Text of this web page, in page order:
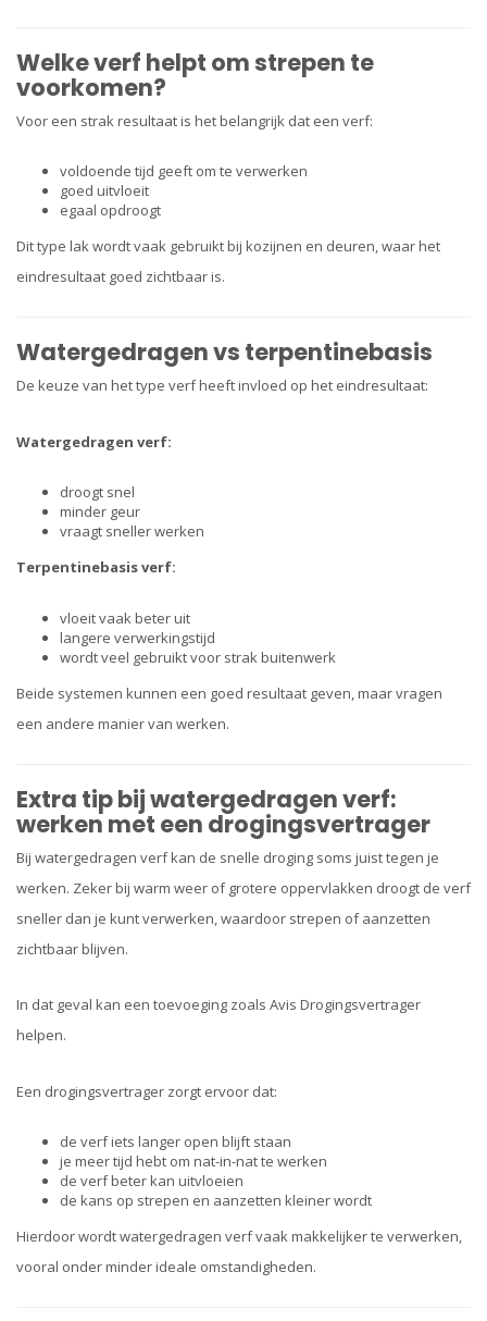
Welke verf helpt om strepen te
voorkomen?
Voor een strak resultaat is het belangrijk dat een verf:
voldoende tijd geeft om te verwerken
goed uitvloeit
egaal opdroogt
Dit type lak wordt vaak gebruikt bij kozijnen en deuren, waar het
eindresultaat goed zichtbaar is.
Watergedragen vs terpentinebasis
De keuze van het type verf heeft invloed op het eindresultaat:
Watergedragen verf:
droogt snel
minder geur
vraagt sneller werken
Terpentinebasis verf:
vloeit vaak beter uit
langere verwerkingstijd
wordt veel gebruikt voor strak buitenwerk
Beide systemen kunnen een goed resultaat geven, maar vragen
een andere manier van werken.
Extra tip bij watergedragen verf:
werken met een drogingsvertrager
Bij watergedragen verf kan de snelle droging soms juist tegen je
werken. Zeker bij warm weer of grotere oppervlakken droogt de verf
sneller dan je kunt verwerken, waardoor strepen of aanzetten
zichtbaar blijven.
In dat geval kan een toevoeging zoals Avis Drogingsvertrager
helpen.
Een drogingsvertrager zorgt ervoor dat:
de verf iets langer open blijft staan
je meer tijd hebt om nat-in-nat te werken
de verf beter kan uitvloeien
de kans op strepen en aanzetten kleiner wordt
Hierdoor wordt watergedragen verf vaak makkelijker te verwerken,
vooral onder minder ideale omstandigheden.